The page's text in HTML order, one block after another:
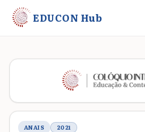
EDUCON Hub
Metadados do trabalho
ANAIS
2021